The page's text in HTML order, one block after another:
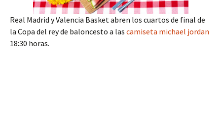
Real Madrid y Valencia Basket abren los cuartos de final de
la Copa del rey de baloncesto a las camiseta michael jordan
18:30 horas.